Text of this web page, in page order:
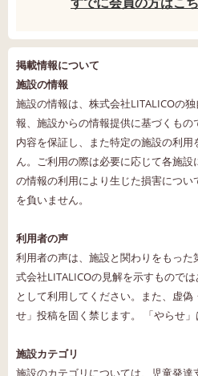
掲載情報について
施設の情報
施設の情報は、株式会社LITALICOの
報、施設からの情報提供に基づくもの
内容を保証し、また特定の施設の利
ん。ご利用の際は必要に応じて各施
の情報の利用により生じた損害につい
を負いません。
利用者の声
利用者の声は、施設と関わりをもっ
式会社LITALICOの見解を示すもので
として利用してください。また、虚
せ」投稿を固く禁じます。 「やらせ」
施設カテゴリ
施設のカテゴリについては、児童発